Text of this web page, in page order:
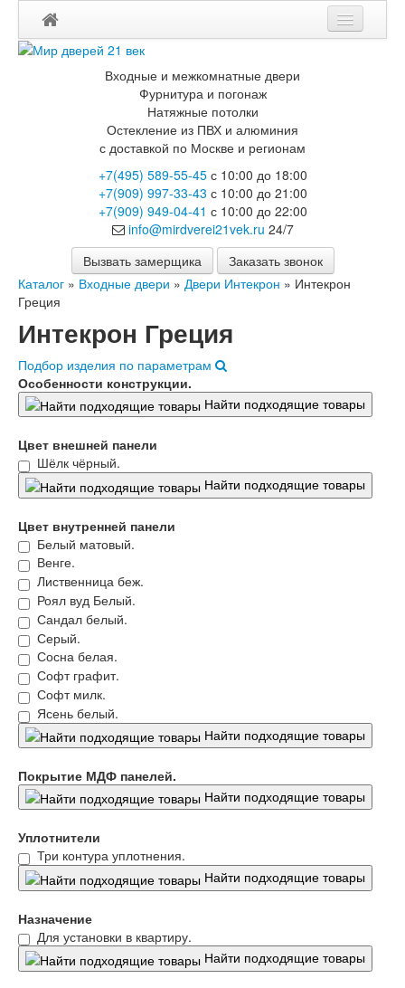
Входные и межкомнатные двери
Фурнитура и погонаж
Натяжные потолки
Остекление из ПВХ и алюминия
с доставкой по Москве и регионам
+7(495) 589-55-45с 10:00 до 18:00
+7(909) 997-33-43 с 10:00 до 21:00
+7(909) 949-04-41 с 10:00 до 22:00
info@mirdverei21vek.ru 24/7
Вызвать замерщика
Заказать звонок
Каталог » Входные двери » Двери Интекрон » Интекрон
Греция
Интекрон Греция
Подбор изделия по параметрам
Особенности конструкции.
Найти подходящие товары
Цвет внешней панели
Шёлк чёрный.
Найти подходящие товары
Цвет внутренней панели
Белый матовый.
Венге.
Лиственница беж.
Роял вуд Белый.
Сандал белый.
Серый.
Сосна белая.
Софт графит.
Софт милк.
Ясень белый.
Найти подходящие товары
Покрытие МДФ панелей.
Найти подходящие товары
Уплотнители
Три контура уплотнения.
Найти подходящие товары
Назначение
Для установки в квартиру.
Найти подходящие товары